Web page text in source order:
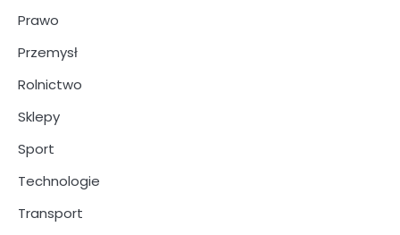
Prawo
Przemysł
Rolnictwo
Sklepy
Sport
Technologie
Transport